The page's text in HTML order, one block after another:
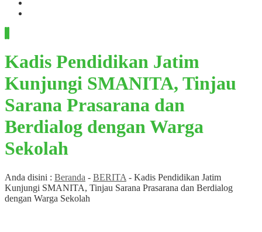
Kadis Pendidikan Jatim
Kunjungi SMANITA, Tinjau
Sarana Prasarana dan
Berdialog dengan Warga
Sekolah
Anda disini : Beranda - BERITA - Kadis Pendidikan Jatim
Kunjungi SMANITA, Tinjau Sarana Prasarana dan Berdialog
dengan Warga Sekolah